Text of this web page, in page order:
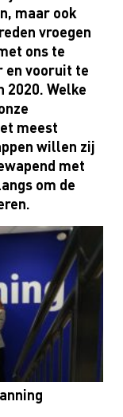
maar ook
vroegen
ons te
en vooruit te
2020. Welke
meest
willen zij
met
om de